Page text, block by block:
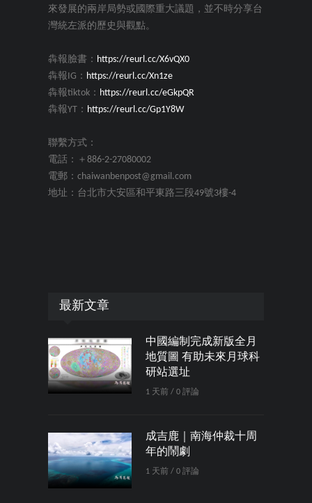
來發展的兩岸局勢或國際重大議題，並不時分享台
灣統左派的歷史與觀點。
犇報臉書： https://reurl.cc/X6vQX0
犇報IG： https://reurl.cc/Xn1ze
犇報tiktok： https://reurl.cc/eGkpQR
犇報YT： https://reurl.cc/Gp1Y8W
聯繫方式：
電話：＋886-2-27080002
電郵：chaiwanbenpost@gmail.com
地址：台北市大安區和平東路三段49號3樓-4
最新文章
中國編制完成新版全月
地質圖 有助未來月球科
研站選址
1 天前 / 0 評論
成吉鹿｜南海仲裁十周
年的鬧劇
1 天前 / 0 評論